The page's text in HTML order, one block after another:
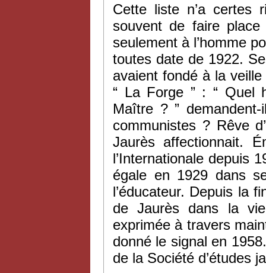
Cette liste n’a certes
souvent de faire place
seulement à l’homme
toutes date de 1922.
avaient fondé à la
“ La Forge ” : “ Quel
Maître ? ”
communistes ? Rêve
Jaurès affectionnait.
l’Internationale depuis
égale en 1929 dans
l’éducateur. Depuis la
de Jaurès dans la
exprimée à travers
donné le signal en
de la Société d’études